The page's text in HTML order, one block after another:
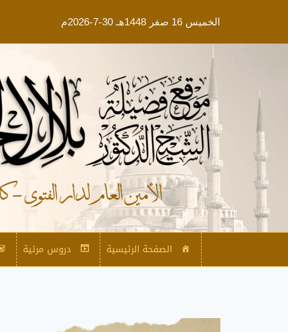
الخميس 16 صفر 1448هـ 30-7-2026م
الصفحة الرئيسية دروس مرئية